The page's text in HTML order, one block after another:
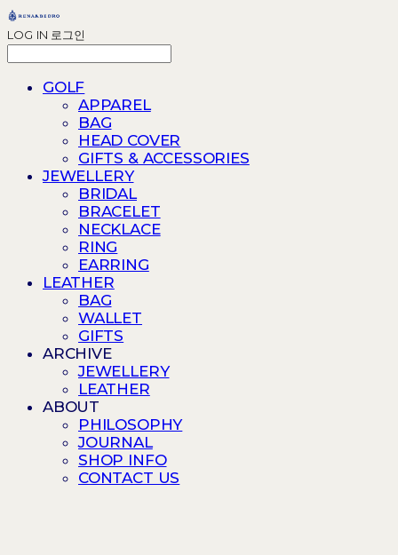
LOG IN 로그인
GOLF
APPAREL
BAG
HEAD COVER
GIFTS & ACCESSORIES
JEWELLERY
BRIDAL
BRACELET
NECKLACE
RING
EARRING
LEATHER
BAG
WALLET
GIFTS
ARCHIVE
JEWELLERY
LEATHER
ABOUT
PHILOSOPHY
JOURNAL
SHOP INFO
CONTACT US